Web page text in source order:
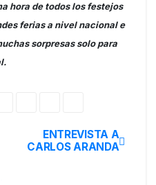
hora de todos los festejos
ferias a nivel nacional e
sorpresas solo para
ENTREVISTA A
CARLOS ARANDA